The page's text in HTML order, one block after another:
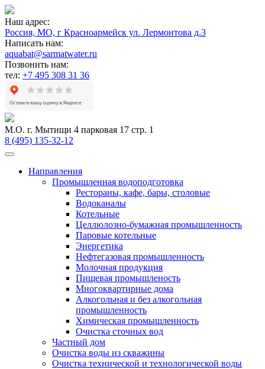
Наш адрес:
Россия, МО, г Красноармейск ул. Лермонтова д.3
Написать нам:
aquabat@sarmatwater.ru
Позвонить нам:
тел: +7 495 308 31 36
М.О. г. Мытищи 4 парковая 17 стр. 1
8 (495) 135-32-12
Направления
Промышленная водоподготовка
Рестораны, кафе, бары, столовые
Водоканалы
Котельные
Целлюлозно-бумажная промышленность
Паровые котельные
Энергетика
Нефтегазовая промышленность
Молочная продукция
Пищевая промышленость
Многоквартирные дома
Алкогольная и без алкогольная
промышленность
Химическая промышленность
Очистка сточных вод
Частный дом
Очистка воды из скважины
Очистка технической и технологической воды